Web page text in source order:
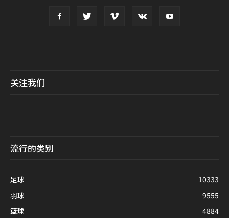
关注我们
流行的类别
足球
10333
羽球
9555
篮球
4884